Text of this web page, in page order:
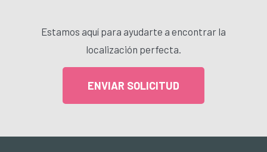
Estamos aquí para ayudarte a encontrar la
localización perfecta.
ENVIAR SOLICITUD